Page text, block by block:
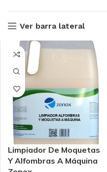
Ver barra lateral
Limpiador De Moquetas
Y Alfombras A Máquina